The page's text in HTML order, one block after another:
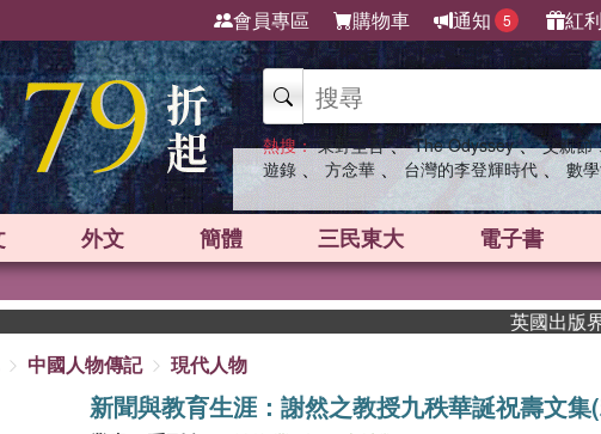
會員專區 購物車 通知 5 紅
熱搜： 東野圭吾 、 The Odyssey 、 父親節
遊錄 、 方念華 、 台灣的李登輝時代 、 數
外文 簡體 三民東大 電子書
英國出版界指標大獎
中國人物傳記 現代人物
新聞與教育生涯：謝然之教授九秩華誕祝壽文集